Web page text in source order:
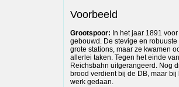
Voorbeeld
Grootspoor: In het jaar 1891
gebouwd. De stevige en
grote stations, maar ze kwamen
allerlei taken. Tegen het einde
Reichsbahn uitgerangeerd. Nog
brood verdient bij de DB, maar
werk gedaan.